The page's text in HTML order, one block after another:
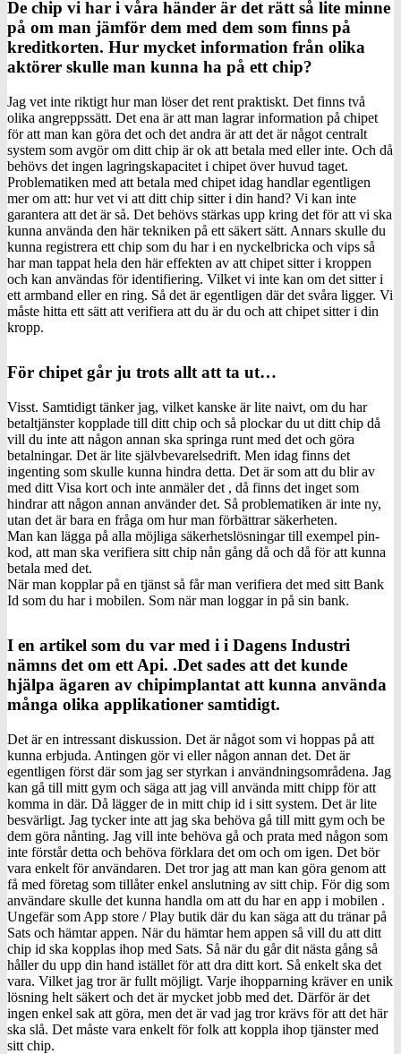
De chip vi har i våra händer är det rätt så lite minne
på om man jämför dem med dem som finns på
kreditkorten. Hur mycket information från olika
aktörer skulle man kunna ha på ett chip?
Jag vet inte riktigt hur man löser det rent praktiskt. Det finns två
olika angreppssätt. Det ena är att man lagrar information på chipet
för att man kan göra det och det andra är att det är något centralt
system som avgör om ditt chip är ok att betala med eller inte. Och då
behövs det ingen lagringskapacitet i chipet över huvud taget.
Problematiken med att betala med chipet idag handlar egentligen
mer om att: hur vet vi att ditt chip sitter i din hand? Vi kan inte
garantera att det är så. Det behövs stärkas upp kring det för att vi ska
kunna använda den här tekniken på ett säkert sätt. Annars skulle du
kunna registrera ett chip som du har i en nyckelbricka och vips så
har man tappat hela den här effekten av att chipet sitter i kroppen
och kan användas för identifiering. Vilket vi inte kan om det sitter i
ett armband eller en ring. Så det är egentligen där det svåra ligger. Vi
måste hitta ett sätt att verifiera att du är du och att chipet sitter i din
kropp.
För chipet går ju trots allt att ta ut…
Visst. Samtidigt tänker jag, vilket kanske är lite naivt, om du har
betaltjänster kopplade till ditt chip och så plockar du ut ditt chip då
vill du inte att någon annan ska springa runt med det och göra
betalningar. Det är lite självbevarelsedrift. Men idag finns det
ingenting som skulle kunna hindra detta. Det är som att du blir av
med ditt Visa kort och inte anmäler det , då finns det inget som
hindrar att någon annan använder det. Så problematiken är inte ny,
utan det är bara en fråga om hur man förbättrar säkerheten.
Man kan lägga på alla möjliga säkerhetslösningar till exempel pin-
kod, att man ska verifiera sitt chip nån gång då och då för att kunna
betala med det.
När man kopplar på en tjänst så får man verifiera det med sitt Bank
Id som du har i mobilen. Som när man loggar in på sin bank.
I en artikel som du var med i i Dagens Industri
nämns det om ett Api. .Det sades att det kunde
hjälpa ägaren av chipimplantat att kunna använda
många olika applikationer samtidigt.
Det är en intressant diskussion. Det är något som vi hoppas på att
kunna erbjuda. Antingen gör vi eller någon annan det. Det är
egentligen först där som jag ser styrkan i användningsområdena. Jag
kan gå till mitt gym och säga att jag vill använda mitt chipp för att
komma in där. Då lägger de in mitt chip id i sitt system. Det är lite
besvärligt. Jag tycker inte att jag ska behöva gå till mitt gym och be
dem göra nånting. Jag vill inte behöva gå och prata med någon som
inte förstår detta och behöva förklara det om och om igen. Det bör
vara enkelt för användaren. Det tror jag att man kan göra genom att
få med företag som tillåter enkel anslutning av sitt chip. För dig som
användare skulle det kunna handla om att du har en app i mobilen .
Ungefär som App store / Play butik där du kan säga att du tränar på
Sats och hämtar appen. När du hämtar hem appen så vill du att ditt
chip id ska kopplas ihop med Sats. Så när du går dit nästa gång så
håller du upp din hand istället för att dra ditt kort. Så enkelt ska det
vara. Vilket jag tror är fullt möjligt. Varje ihopparning kräver en unik
lösning helt säkert och det är mycket jobb med det. Därför är det
ingen enkel sak att göra, men det är vad jag tror krävs för att det här
ska slå. Det måste vara enkelt för folk att koppla ihop tjänster med
sitt chip.